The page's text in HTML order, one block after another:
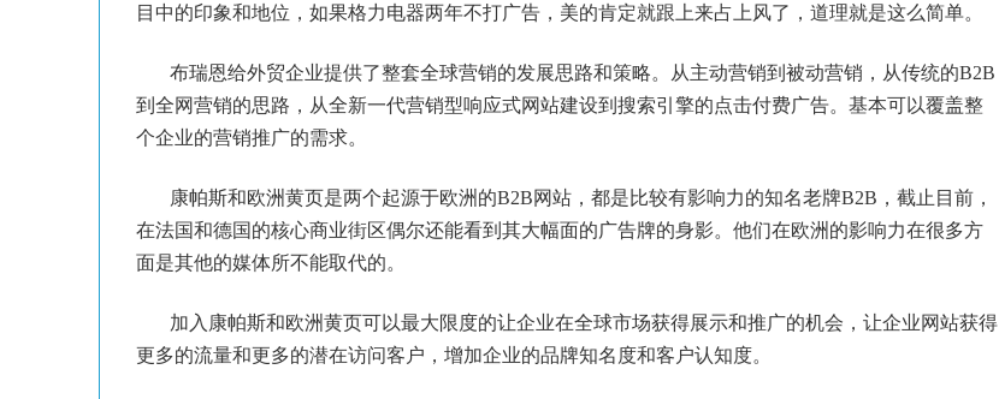
目中的印象和地位，如果格力电器两年不打广告，美的肯定就跟上来占上风了，道理就是这么简单。
布瑞恩给外贸企业提供了整套全球营销的发展思路和策略。从主动营销到被动营销，从传统的B2B
到全网营销的思路，从全新一代营销型响应式网站建设到搜索引擎的点击付费广告。基本可以覆盖整
个企业的营销推广的需求。
康帕斯和欧洲黄页是两个起源于欧洲的B2B网站，都是比较有影响力的知名老牌B2B ，截止目前，
在法国和德国的核心商业街区偶尔还能看到其大幅面的广告牌的身影。他们在欧洲的影响力在很多方
面是其他的媒体所不能取代的。
加入康帕斯和欧洲黄页可以最大限度的让企业在全球市场获得展示和推广的机会，让企业网站获得
更多的流量和更多的潜在访问客户，增加企业的品牌知名度和客户认知度。